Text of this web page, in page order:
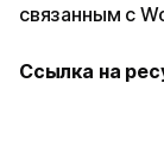
связанным с
Ссылка на